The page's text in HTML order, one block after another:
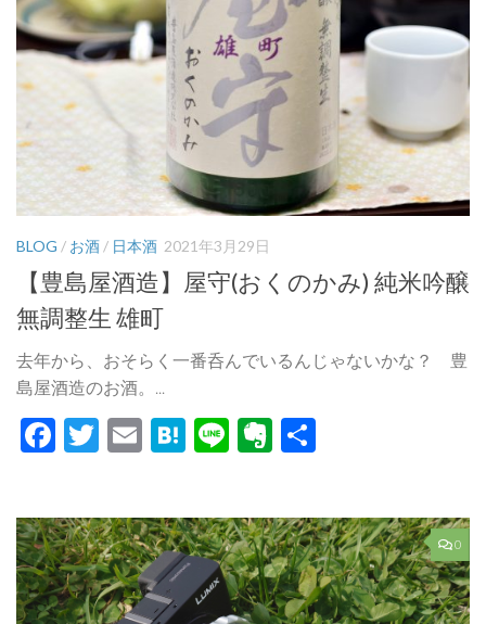
BLOG / お酒 / 日本酒 2021年3月29日
【豊島屋酒造】屋守(おくのかみ) 純米吟醸
無調整生 雄町
去年から、おそらく一番呑んでいるんじゃないかな？ 豊
島屋酒造のお酒。...
Facebook
Twitter
EmailHatena
LineEvernote
0